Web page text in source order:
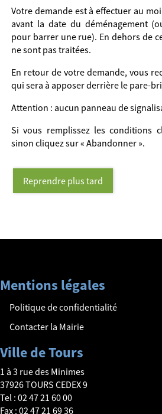
Votre demande est à effectuer au
avant la date du déménagement
pour barrer une rue). En dehors de
ne sont pas traitées.
En retour de votre demande, vous
qui sera à apposer derrière le pare-
Attention : aucun panneau de
Si vous remplissez les conditions
sinon cliquez sur « Abandonner ».
Reprendre plus tard
Mentions légales
Politique de confidentialité
Contacter la Mairie
Ville de Tours
1 à 3 rue des Minimes
37926 TOURS CEDEX 9
Tel : 02 47 21 60 00
Fax : 02 47 21 69 36